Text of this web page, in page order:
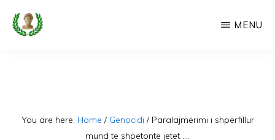
Skip
Faqe
MENU
You are here: Home / Genocidi /Paralajmërimi i shpërfillur
mund te shpetonte jetet ….